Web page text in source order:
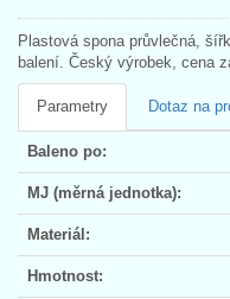
Plastová spona průvlečná,
balení. Český výrobek, cena
Parametry Dotaz na
Baleno po:
MJ (měrná jednotka):
Materiál:
Hmotnost: